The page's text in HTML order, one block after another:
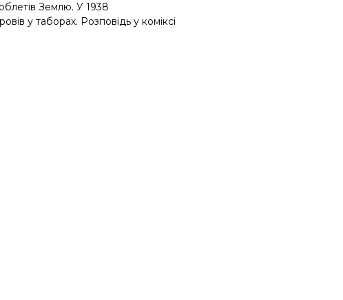
Землю. У 1938
у таборах. Розповідь у коміксі